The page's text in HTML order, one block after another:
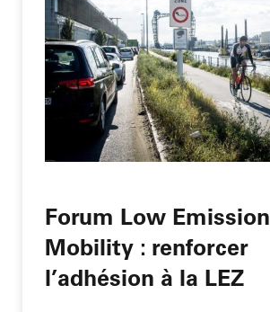
Forum Low Emission
Mobility : renforcer
l’adhésion à la LEZ